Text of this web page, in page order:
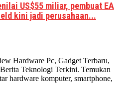
US$55 miliar, pembuat EA
kini jadi perusahaan...
Hardware Pc, Gadget Terbaru,
Teknologi Terkini. Temukan
hardware komputer, smartphone,